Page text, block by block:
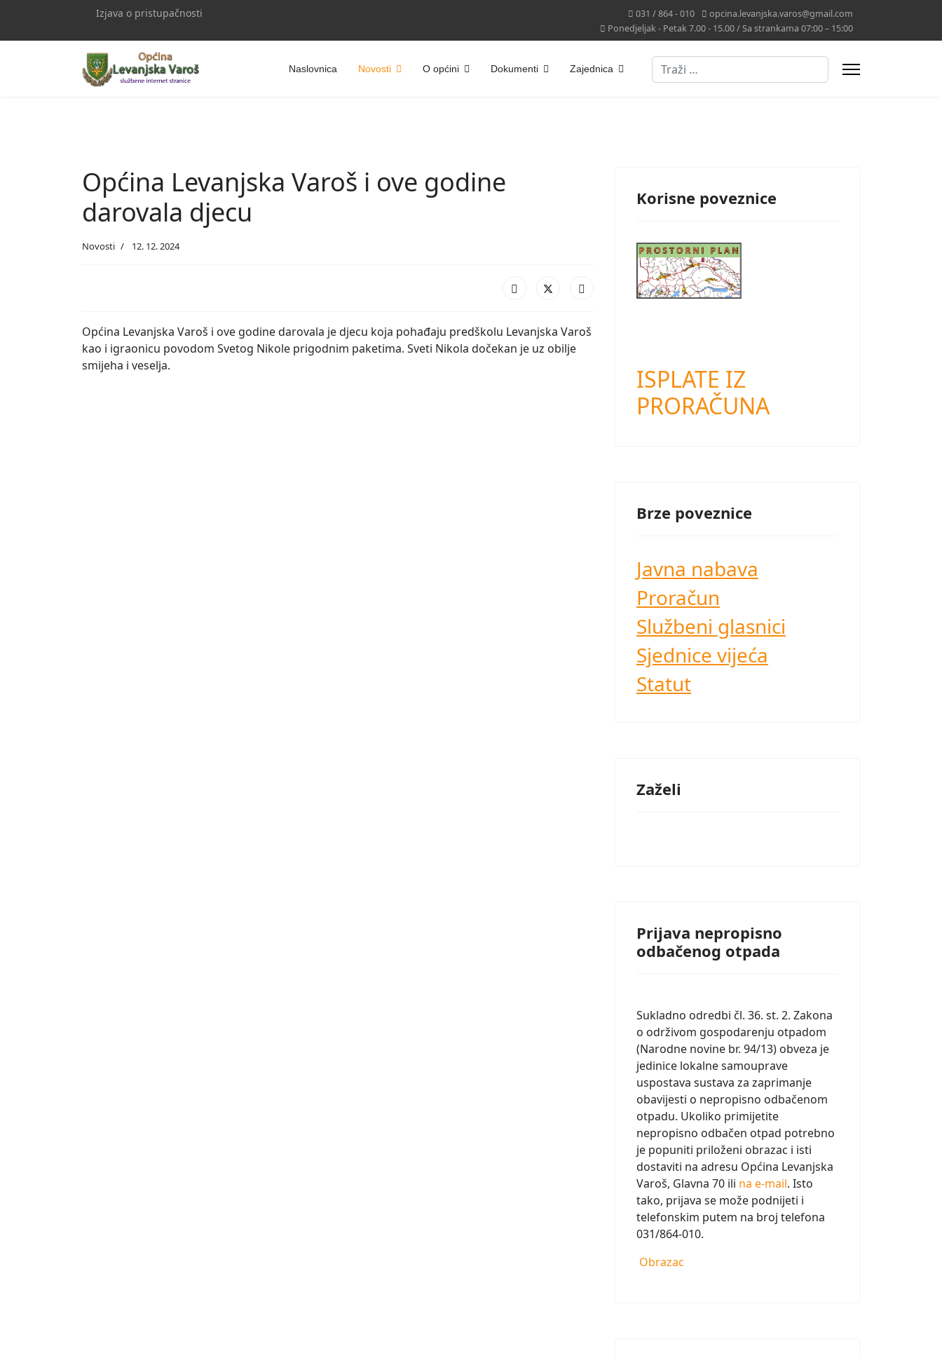
Izjava o pristupačnosti 031 / 864 - 010
opcina.levanjska.varos@gmail.com
Ponedjeljak - Petak 7.00 - 15.00 / Sa strankama 07:00 – 15:00
Naslovnica Novosti O općini Dokumenti Zajednica Traži
Općina Levanjska Varoš i ove godine
darovala djecu
Novosti 12. 12. 2024
Općina Levanjska Varoš i ove godine darovala je djecu koja pohađaju predškolu Levanjska Varoš
kao i igraonicu povodom Svetog Nikole prigodnim paketima. Sveti Nikola dočekan je uz obilje
smijeha i veselja.
Korisne poveznice
ISPLATE IZ
PRORAČUNA
Brze poveznice
Javna nabava
Proračun
Službeni glasnici
Sjednice vijeća
Statut
Zaželi
Prijava nepropisno
odbačenog otpada
Sukladno odredbi čl. 36. st. 2. Zakona
o održivom gospodarenju otpadom
(Narodne novine br. 94/13) obveza je
jedinice lokalne samouprave
uspostava sustava za zaprimanje
obavijesti o nepropisno odbačenom
otpadu. Ukoliko primijetite
nepropisno odbačen otpad potrebno
je popuniti priloženi obrazac i isti
dostaviti na adresu Općina Levanjska
Varoš, Glavna 70 ili na e-mail. Isto
tako, prijava se može podnijeti i
telefonskim putem na broj telefona
031/864-010.
Obrazac